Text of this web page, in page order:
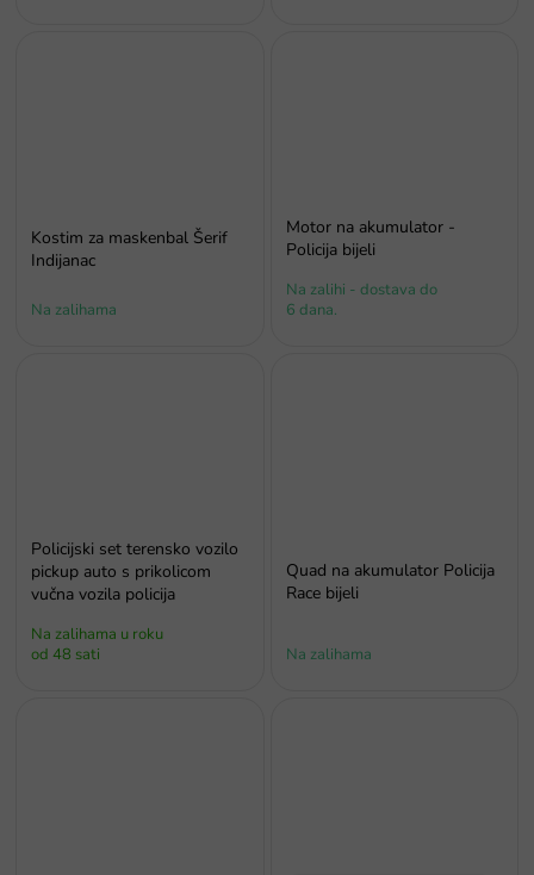
Kostim za maskenbal Šerif
Indijanac
Na zalihama
Motor na akumulator -
Policija bijeli
Na zalihi - dostava do
6 dana.
Policijski set terensko vozilo
pickup auto s prikolicom
vučna vozila policija
Na zalihama u roku
od 48 sati
Quad na akumulator Policija
Race bijeli
Na zalihama